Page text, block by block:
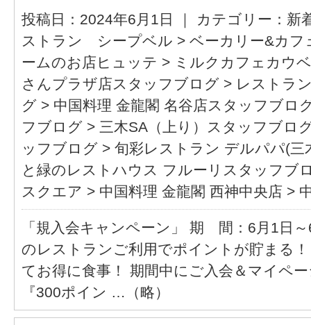
投稿日：2024年6月1日 ｜ カテゴリー： 新
ストラン シープベル > ベーカリー&カフ
ームのお店ヒュッテ > ミルクカフェカウ
さんプラザ店スタッフブログ > レストラ
グ > 中国料理 金龍閣 名谷店スタッフブロ
フブログ > 三木SA（上り）スタッフブロ
ッフブログ > 旬彩レストラン デルパパ(三
と緑のレストハウス フルーリスタッフブ
スクエア > 中国料理 金龍閣 西神中央店 >
「規入会キャンペーン」 期 間：6月1日
のレストランご利用でポイントが貯まる
てお得に食事！ 期間中にご入会＆マイペ
『300ポイン …（略）